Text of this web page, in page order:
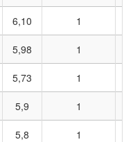
6,10 1
5,98 1
5,73 1
5,9 1
5,8 1